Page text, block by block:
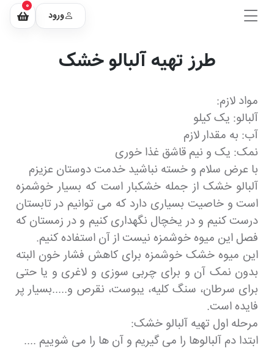
ورود
0
طرز تهیه آلبالو خشک
مواد لازم:
آلبالو: یک کیلو
آب: به مقدار لازم
نمک: یک و نیم قاشق غذا خوری
با عرض سلام و خسته نباشید خدمت دوستان عزیزم
آلبالو خشک از جمله خشکبار است که بسیار خوشمزه
است و خاصیت بسیاری دارد که می توانیم در تابستان
درست کنیم و در یخچال نگهداری کنیم و در زمستان که
فصل این میوه خوشمزه نیست از آن استفاده کنیم.
این میوه خشک خوشمزه برای کاهش فشار خون البته
بدون نمک آن و برای چربی سوزی و لاغری و یا حتی
برای سرطان، سنگ کلیه، یبوست، نقرص و.....بسیار پر
فایده است.
مرحله اول تهیه آلبالو خشک:
ابتدا دم آلبالوها را می گیریم و آن ها را می شوییم ....